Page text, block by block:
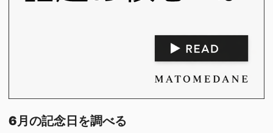
6月の記念日を調べる